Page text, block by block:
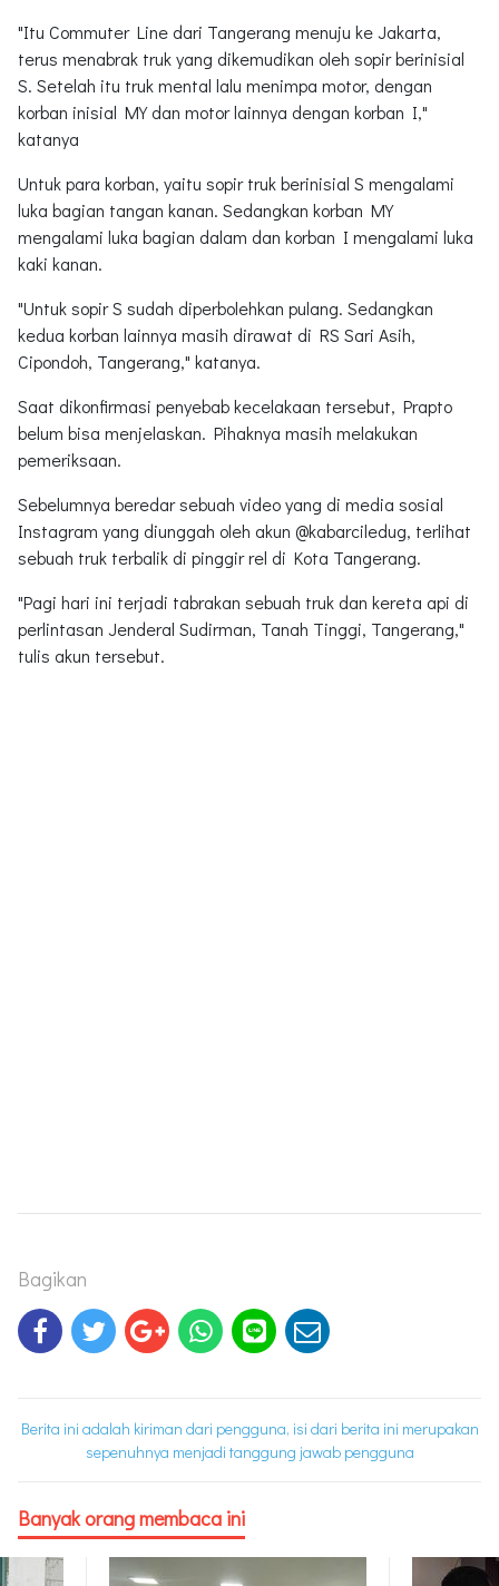
"Itu Commuter Line dari Tangerang menuju ke Jakarta,
terus menabrak truk yang dikemudikan oleh sopir berinisial
S. Setelah itu truk mental lalu menimpa motor, dengan
korban inisial MY dan motor lainnya dengan korban I,"
katanya
Untuk para korban, yaitu sopir truk berinisial S mengalami
luka bagian tangan kanan. Sedangkan korban MY
mengalami luka bagian dalam dan korban I mengalami luka
kaki kanan.
"Untuk sopir S sudah diperbolehkan pulang. Sedangkan
kedua korban lainnya masih dirawat di RS Sari Asih,
Cipondoh, Tangerang," katanya.
Saat dikonfirmasi penyebab kecelakaan tersebut, Prapto
belum bisa menjelaskan. Pihaknya masih melakukan
pemeriksaan.
Sebelumnya beredar sebuah video yang di media sosial
Instagram yang diunggah oleh akun @kabarciledug, terlihat
sebuah truk terbalik di pinggir rel di Kota Tangerang.
"Pagi hari ini terjadi tabrakan sebuah truk dan kereta api di
perlintasan Jenderal Sudirman, Tanah Tinggi, Tangerang,"
tulis akun tersebut.
Bagikan
Berita ini adalah kiriman dari pengguna, isi dari berita ini merupakan
sepenuhnya menjadi tanggung jawab pengguna
Banyak orang membaca ini